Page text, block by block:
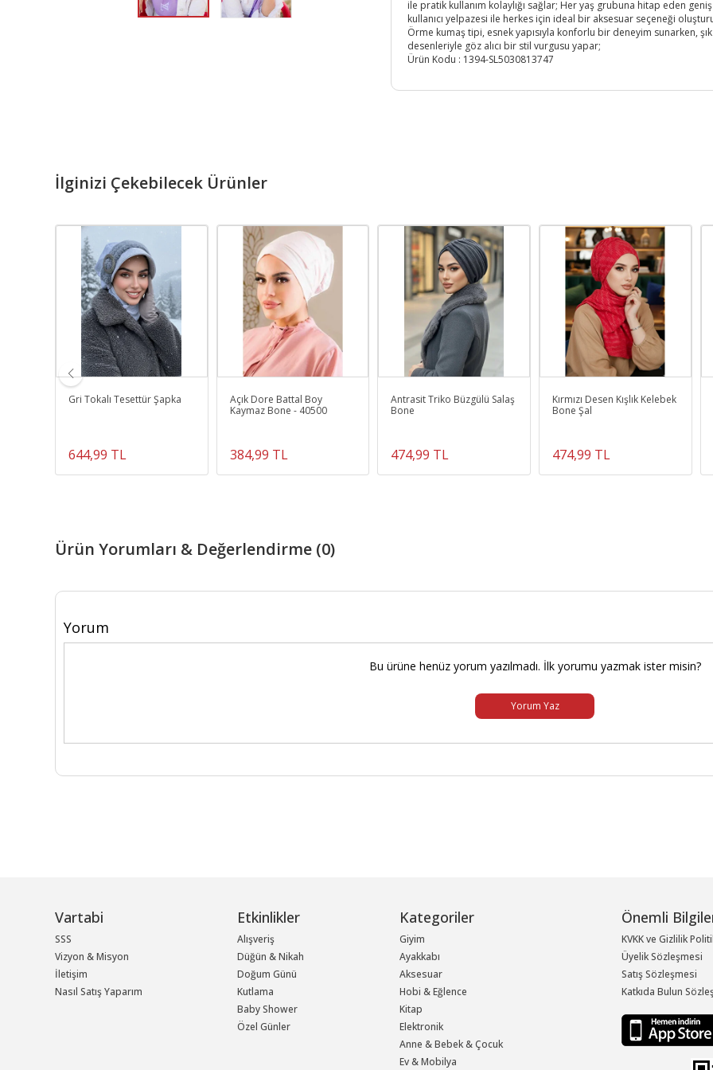
ile pratik kullanım kolaylığı sağlar; Her yaş grubuna hitap eden geniş
kullanıcı yelpazesi ile herkes için ideal bir aksesuar seçeneği
Örme kumaş tipi, esnek yapısıyla konforlu bir deneyim sunarken, şık
desenleriyle göz alıcı bir stil vurgusu yapar;
Ürün Kodu : 1394-SL5030813747
İlginizi Çekebilecek Ürünler
Gri Tokalı Tesettür Şapka
644,99 TL
Açık Dore Battal Boy
Kaymaz Bone - 40500
384,99 TL
Antrasit Triko Büzgülü Salaş
Bone
474,99 TL
Kırmızı Desen Kışlık Kelebek
Bone Şal
474,99 TL
Ürün Yorumları & Değerlendirme (0)
Yorum
Bu ürüne henüz yorum yazılmadı. İlk yorumu yazmak ister misin?
Yorum Yaz
Vartabi
SSS
Vizyon & Misyon
İletişim
Nasıl Satış Yaparım
Etkinlikler
Alışveriş
Düğün & Nikah
Doğum Günü
Kutlama
Baby Shower
Özel Günler
Kategoriler
Giyim
Ayakkabı
Aksesuar
Hobi & Eğlence
Kitap
Elektronik
Anne & Bebek & Çocuk
Ev & Mobilya
Önemli
KVKK ve Gizlilik
Üyelik Sözleşmesi
Satış Sözleşmesi
Katkıda Bulun